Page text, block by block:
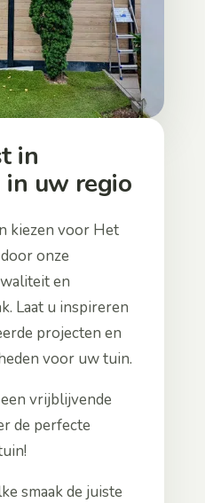
in
uw regio
kiezen voor Het
onze
en
Laat u inspireren
projecten en
voor uw tuin.
vrijblijvende
de perfecte
smaak de juiste